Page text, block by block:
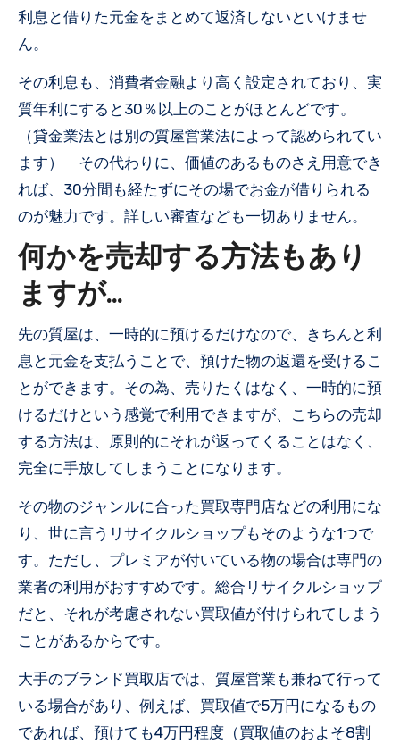
利息と借りた元金をまとめて返済しないといけませ
ん。
その利息も、消費者金融より高く設定されており、実
質年利にすると30％以上のことがほとんどです。
（貸金業法とは別の質屋営業法によって認められてい
ます） その代わりに、価値のあるものさえ用意でき
れば、30分間も経たずにその場でお金が借りられる
のが魅力です。詳しい審査なども一切ありません。
何かを売却する方法もあり
ますが…
先の質屋は、一時的に預けるだけなので、きちんと利
息と元金を支払うことで、預けた物の返還を受けるこ
とができます。その為、売りたくはなく、一時的に預
けるだけという感覚で利用できますが、こちらの売却
する方法は、原則的にそれが返ってくることはなく、
完全に手放してしまうことになります。
その物のジャンルに合った買取専門店などの利用にな
り、世に言うリサイクルショップもそのような1つで
す。ただし、プレミアが付いている物の場合は専門の
業者の利用がおすすめです。総合リサイクルショップ
だと、それが考慮されない買取値が付けられてしまう
ことがあるからです。
大手のブランド買取店では、質屋営業も兼ねて行って
いる場合があり、例えば、買取値で5万円になるもの
であれば、預けても4万円程度（買取値のおよそ8割